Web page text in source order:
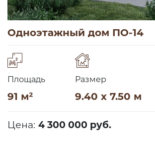
Одноэтажный дом ПО-14
Площадь
91 м²
Размер
9.40 x 7.50 м
Цена: 4 300 000 руб.